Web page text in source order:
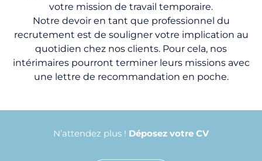
votre mission de travail temporaire.
Notre devoir en tant que professionnel du
recrutement est de souligner votre implication au
quotidien chez nos clients. Pour cela, nos
intérimaires pourront terminer leurs missions avec
une lettre de recommandation en poche.
N’attendez plus ! Déposez votre CV